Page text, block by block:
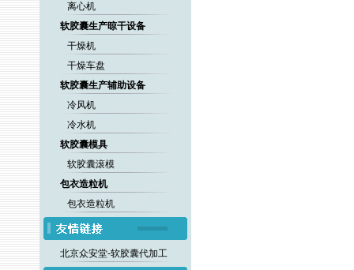
离心机
软胶囊生产晾干设备
干燥机
干燥车盘
软胶囊生产辅助设备
冷风机
冷水机
软胶囊模具
软胶囊滚模
包衣造粒机
包衣造粒机
北京众安堂-软胶囊代加工